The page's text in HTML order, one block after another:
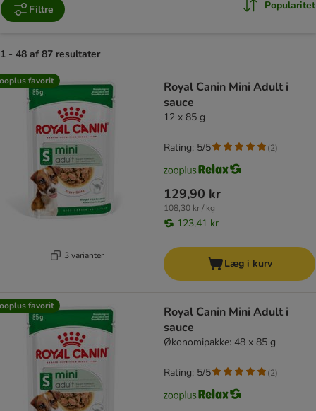
Filtre Popularitet
1 - 48 af 87 resultater
product items have been changed
favorit
3 varianter
Royal Canin Mini Adult i
sauce
12 x 85 g
129,90 kr
108,30 kr / kg
123,41 kr
Rating: 5/5 (2)
Læg i kurv
favorit
Royal Canin Mini Adult i
sauce
Økonomipakke: 48 x 85 g
Rating: 5/5 (2)